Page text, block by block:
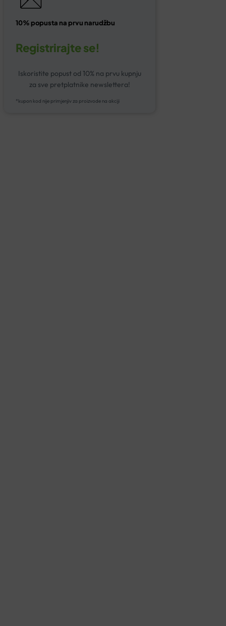
10% popusta na prvu narudžbu
Registrirajte se!
Iskoristite popust od 10% na prvu kupnju
za sve pretplatnike newslettera!
*kupon kod nije primjenjiv za proizvode na akciji